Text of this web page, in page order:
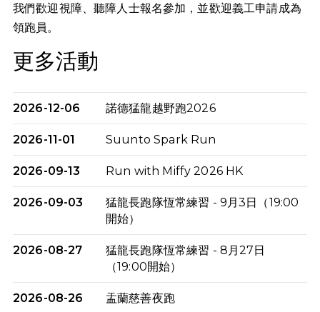
我們歡迎視障、聽障人士報名參加，並歡迎義工申請成為
領跑員。
更多活動
2026-12-06 諾德猛龍越野跑2026
2026-11-01 Suunto Spark Run
2026-09-13 Run with Miffy 2026 HK
2026-09-03
猛龍長跑隊恆常練習 - 9月3日（19:00
開始）
2026-08-27
猛龍長跑隊恆常練習 - 8月27日
（19:00開始）
2026-08-26 盂蘭慈善夜跑